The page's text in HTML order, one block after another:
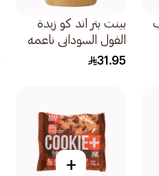
بينت بتر اند كو زبدة
الفول السوداني ناعمه
454جرام
31.95
+